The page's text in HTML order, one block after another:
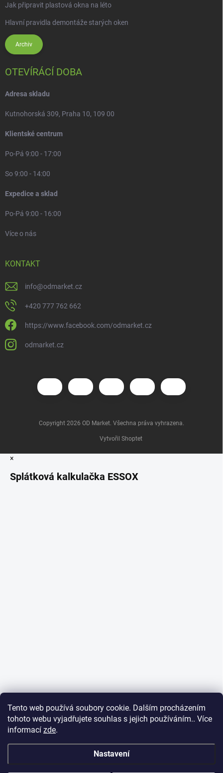
Tento web používá soubory cookie. Dalším procházením
tohoto webu vyjadřujete souhlas s jejich používáním.. Více
informací zde.
Nastavení
Jak připravit plastová okna na léto
Hlavní pravidla demontáže starých oken
Archiv
OTEVÍRÁCÍ DOBA
Adresa skladu
Kutnohorská 309, Praha 10, 109 00
Klientské centrum
Po-Pá 9:00 - 17:00
So 9:00 - 14:00
Expedice a sklad
Po-Pá 9:00 - 16:00
Více o nás
KONTAKT
info@odmarket.cz
+420 777 762 662
https://www.facebook.com/odmarket.cz
odmarket.cz
Vytvořil Shoptet
Copyright 2026 OD Market . Všechna práva vyhrazena.
×
Splátková kalkulačka ESSOX